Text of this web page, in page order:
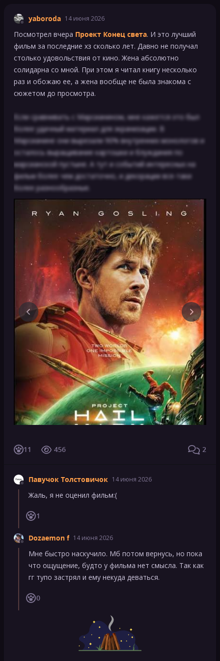
yaboroda 14 июня 2026
Посмотрел вчера Проект Конец света. И это лучший
фильм за последние хз сколько лет. Давно не получал
столько удовольствия от кино. Жена абсолютно
солидарна со мной. При этом я читал книгу несколько
раз и обожаю ее, а жена вообще не была знакома с
сюжетом до просмотра.
Если сравнивать с Марсианином, мне кажется это был
более удачный материал для экранизации. В
Марсианине они вырезали 90% внутренних монологов и
осталось выращивание картошки и блуждания по
марсианской пустыне. А тут и событий интересных на
фильм более чем достаточно, и декорации все-таки
более разнообразные.
11 456 2
Павучок Толстовичок 14 июня 2026
Жаль, я не оценил фильм:(
1
Dozaemon f 14 июня 2026
Мне быстро наскучило. Мб потом вернусь, но пока
что ощущение, будто у фильма нет смысла. Так как
гг тупо застрял и ему некуда деваться.
0